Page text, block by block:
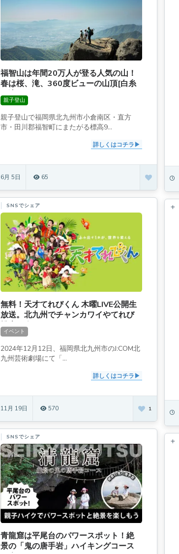
福智山は年間20万人が登る人気の山！
春は桜、滝、360度ビューの山頂[白糸
の滝ルート]
親子登山
親子登山で福岡県北九州市小倉南区・直方
市・田川郡福智町にまたがる標高9...
詳しくはコチラ
6月 5日 65
SNSでシェア
無料！天才てれびくん 木曜LIVE公開生
放送。北九州でチャンカワイやてれび
戦士に会えるぞ！
イベント
2024年12月12日、福岡県北九州市のJ:COM北
九州芸術劇場にて「...
詳しくはコチラ
11月 19日 570 1
SNSでシェア
青龍窟は平尾台のパワースポット！絶
景の「鬼の唐手岩」ハイキングコース